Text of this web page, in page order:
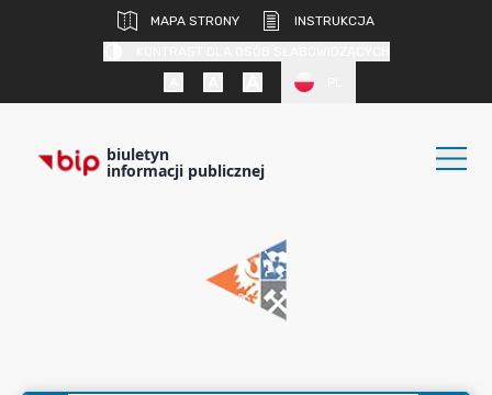
MAPA STRONY
INSTRUKCJA
biuletyn
informacji publicznej